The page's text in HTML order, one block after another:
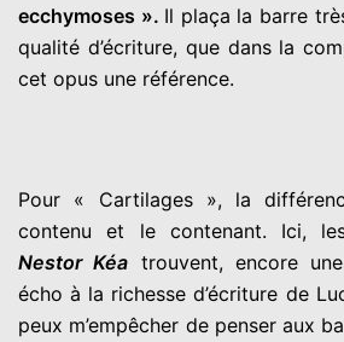
ecchymoses ». Il plaça la barre
qualité d’écriture, que dans la
cet opus une référence.
Pour « Cartilages », la
contenu et le contenant. Ici,
Nestor Kéa trouvent, encore
écho à la richesse d’écriture de
peux m’empêcher de penser aux